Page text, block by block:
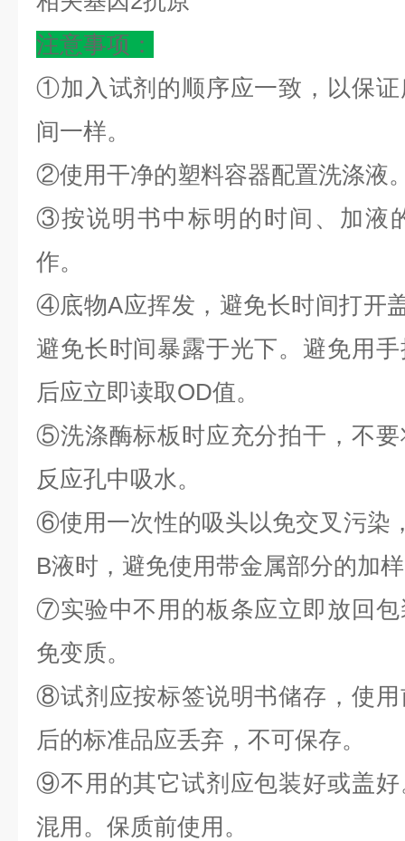
注意事项：
①加入试剂的顺序应一致，以保
间一样。
②使用干净的塑料容器配置洗涤液
③按说明书中标明的时间、加液
作。
④底物A应挥发，避免长时间打开
避免长时间暴露于光下。避免用
后应立即读取OD值。
⑤洗涤酶标板时应充分拍干，不
反应孔中吸水。
⑥使用一次性的吸头以免交叉污染
B液时，避免使用带金属部分的加
⑦实验中不用的板条应立即放回
免变质。
⑧试剂应按标签说明书储存，使
后的标准品应丢弃，不可保存。
⑨不用的其它试剂应包装好或盖
混用。保质前使用。